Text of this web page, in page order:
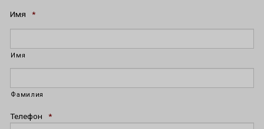
Имя *
Имя
Фамилия
Телефон *